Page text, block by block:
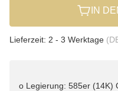
IN
Lieferzeit: 2 - 3 Werktage
o Legierung: 585er (14K)